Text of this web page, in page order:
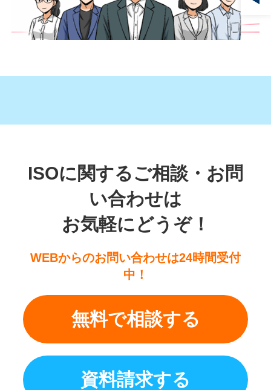
ISOに関するご相談・お問
い合わせは
お気軽にどうぞ！
WEBからのお問い合わせは24時間受付
中！
無料で相談する
資料請求する